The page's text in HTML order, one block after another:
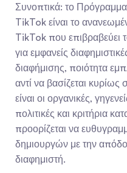
Συνοπτικά: το
TikTok είναι το
TikTok που επιβραβεύει
για εμφανείς
διαφήμισης, ποιότητα
αντί να βασίζεται
είναι οι οργανικές,
πολιτικές και κριτήρια
προορίζεται να
δημιουργών με την
διαφημιστή.